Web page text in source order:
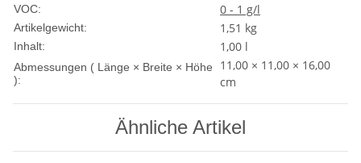
VOC: 0 - 1 g/l
Artikelgewicht: 1,51 kg
Inhalt: 1,00 l
Abmessungen ( Länge × Breite × Höhe
):
11,00 × 11,00 × 16,00
cm
Ähnliche Artikel